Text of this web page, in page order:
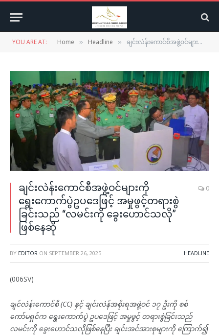
YOU ARE AT: Home » Headline » ချင်းလဲန်းကောင်စီအဖွဲ့ဝင်များကို ရွေးကောက်ပွဲဥပဒေဖြင့် အမှုဖွင့်တရားစွဲခြင်းသည် “လမင်းကို ခွေးဟောင်သလို” ဖြစ်နေဆို
ချင်းလဲန်းကောင်စီအဖွဲ့ဝင်များကို
ရွေးကောက်ပွဲဥပဒေဖြင့် အမှုဖွင့်တရားစွဲ
ခြင်းသည် “လမင်းကို ခွေးဟောင်သလို”
ဖြစ်နေဆို
0
BY EDITOR ON SEPTEMBER 26, 2025 HEADLINE
(006SV)
ချင်လဲန်းကောင်စီ (CC) နှင့် ချင်းလဲန်အစိုးရအဖွဲ့ဝင် ၁၇ ဦးကို စစ်
ကော်မရှင်က ရွေးကောက်ပွဲ ဥပဒေဖြင့် အမှုဖွင့် တရားစွဲခြင်းသည်
လမင်းကို ခွေးဟောင်သလိုဖြစ်နေပြီး ချင်းအင်အားစုများကို ကြောက်၍